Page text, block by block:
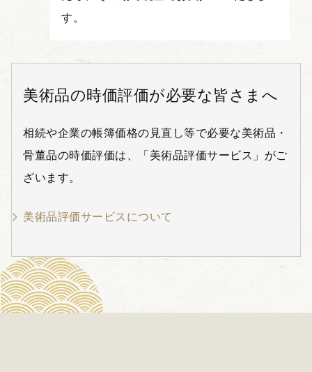
す。
美術品の時価評価が必要な皆さまへ
相続や企業の帳簿価格の見直し等で必要な美術品・
骨董品の時価評価は、「美術品評価サービス」がご
ざいます。
美術品評価サービスについて